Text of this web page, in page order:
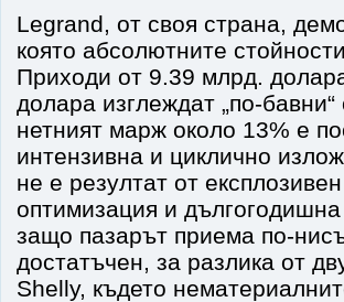
Legrand, от своя страна,
която абсолютните
Приходи от 9.39 млрд.
долара изглеждат „по-
нетният марж около 13% е
интензивна и циклично
не е резултат от
оптимизация и
защо пазарът приема по-
достатъчен, за разлика от
Shelly, където